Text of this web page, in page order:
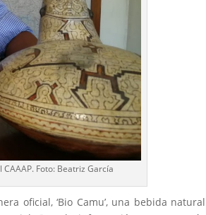
Foto: Beatriz García
oficial, ‘Bio Camu’, una bebida natural